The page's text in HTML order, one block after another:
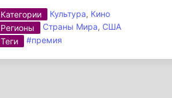
Категории Культура, Кино
Регионы
Страны Мира, США
Теги
#премия